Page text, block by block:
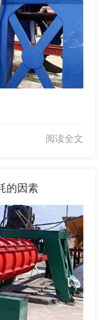
阅读全文
的因素